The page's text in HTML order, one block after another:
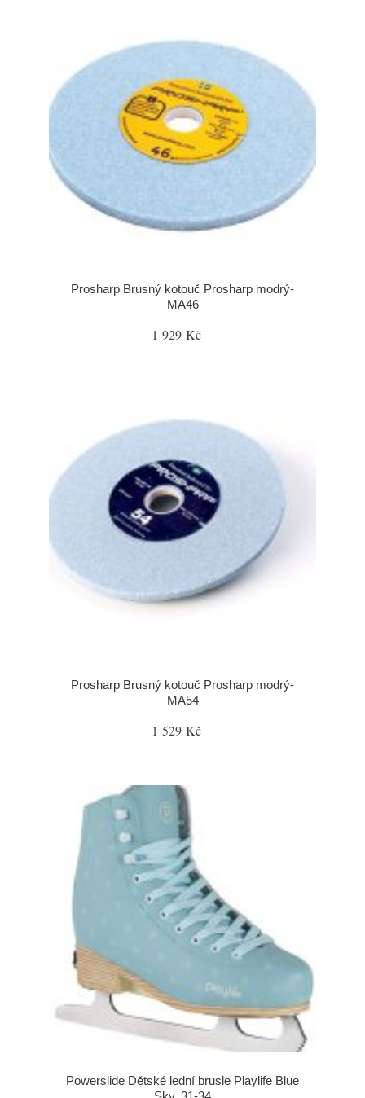
Prosharp Brusný kotouč Prosharp modrý-
MA46
1 929 Kč
Prosharp Brusný kotouč Prosharp modrý-
MA54
1 529 Kč
Powerslide Dětské lední brusle Playlife Blue